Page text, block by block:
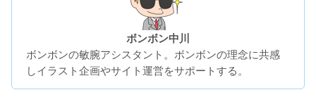
ボンボン中川
ボンボンの敏腕アシスタント。ボンボンの理念に共感
しイラスト企画やサイト運営をサポートする。